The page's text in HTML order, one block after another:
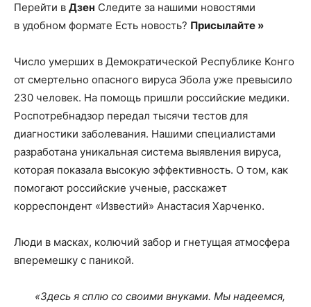
Перейти в Дзен Следите за нашими новостями
в удобном формате Есть новость? Присылайте »
Число умерших в Демократической Республике Конго
от смертельно опасного вируса Эбола уже превысило
230 человек. На помощь пришли российские медики.
Роспотребнадзор передал тысячи тестов для
диагностики заболевания. Нашими специалистами
разработана уникальная система выявления вируса,
которая показала высокую эффективность. О том, как
помогают российские ученые, расскажет
корреспондент «Известий» Анастасия Харченко.
Люди в масках, колючий забор и гнетущая атмосфера
вперемешку с паникой.
«Здесь я сплю со своими внуками. Мы надеемся,